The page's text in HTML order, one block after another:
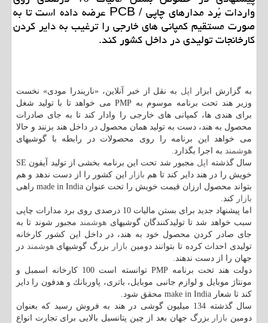
واردات بُرد مدارهای چاپی / PCB عرضه داده است تا به
صورت مستقیم كمپانی های خارجی را ترغیب به دایر كردن
كارخانجات تولیدی در داخل كشور كند.
به گزارش ابزار اپل به نقل از خبر آنلاین، «ناریندرا مودی» نخست
وزیر هند تحت برنامه موسوم به PMP می خواهد تا با تولید شغل
برای هندی ها، كمپانی های خارجی را وادار كند تا به جای صادرات
محصول به هند، دست به تولید همان محصول در داخل هند بزنند و حالا
می خواهد این برنامه را روی محصولات در رابطه با گوشیهای
هوشمند به اجرا بگذارد.
سال گذشته اپل
مجبور شد تحت این برنامه بخشی از تولید آیفون SE
خویش را در هند دایر كند تا هم بازار این كشور را از دست ندهد و هم
بتواند محصول ارزان قیمت خویش را تحت عنوان made in India راهی
بازار كند.
اما پیشنهاد جدید برای بستن مالیات 10 درصدی روی برد مدارات چاپی
سبب خواهد شد تا تولیدكنندگان گوشیهای هوشمند مجبور شوند تا به
جای صادر كردن محصول خود به هند، در داخل این كشور كارخانه
تولیدی احداث كرده تا بتوانند دومین بازار بزرگ گوشیهایهوشمند در
جهان را از دست ندهند.
دولت هند تحت برنامه PMP توانسته است 100 كارخانه اسمبل و
مونتاژ موبایل و لوازم جانبی موبایل، باتری، پاوربانك و هدفون را دایر
كند تا شعار make in India محقق شود.
سال گذشته 134 میلیون گوشی در هند به فروش رسید كه بعنوان
دومین بازار بزرگ جهان بعد از چین پتانسیل بالایی برای تجارت انواع